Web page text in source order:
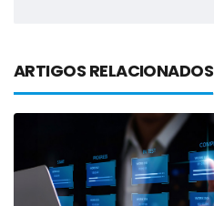
ARTIGOS RELACIONADOS